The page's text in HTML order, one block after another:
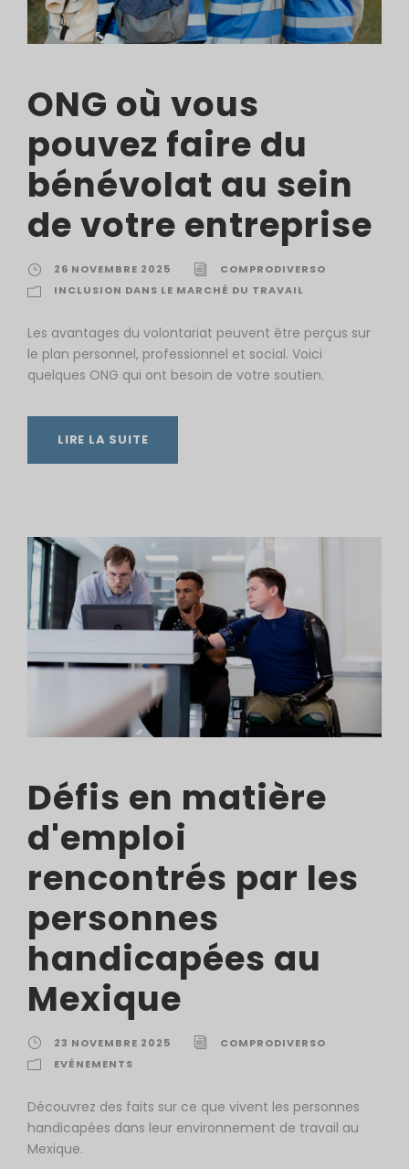
ONG où vous
pouvez faire du
bénévolat au sein
de votre entreprise
26 NOVEMBRE 2025
COMPRODIVERSO
INCLUSION DANS LE MARCHÉ DU TRAVAIL
Les avantages du volontariat peuvent être perçus sur
le plan personnel, professionnel et social. Voici
quelques ONG qui ont besoin de votre soutien.
LIRE LA SUITE
Défis en matière
d'emploi
rencontrés par les
personnes
handicapées au
Mexique
23 NOVEMBRE 2025
COMPRODIVERSO
EVÉNEMENTS
Découvrez des faits sur ce que vivent les personnes
handicapées dans leur environnement de travail au
Mexique.